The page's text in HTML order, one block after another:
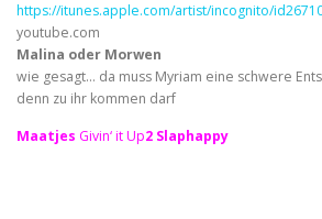
https://itunes.apple.com/artist/incognito/
youtube.com
Malina oder Morwen
wie gesagt… da muss Myriam eine schwere
denn zu ihr kommen darf
Maatjes Givin‘ it Up2 Slaphappy